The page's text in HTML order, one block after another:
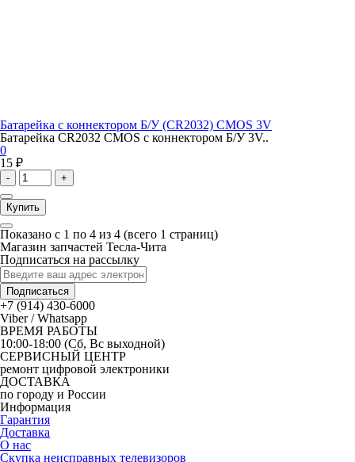
Батарейка с коннектором Б/У (CR2032) CMOS 3V
Батарейка CR2032 CMOS с коннектором Б/У 3V..
0
15 ₽
- +
Купить
Показано с 1 по 4 из 4 (всего 1 страниц)
Магазин запчастей Тесла-Чита
Подписаться на рассылку
Подписаться
+7 (914) 430-6000
Viber / Whatsapp
ВРЕМЯ РАБОТЫ
10:00-18:00 (Сб, Вс выходной)
СЕРВИСНЫЙ ЦЕНТР
ремонт цифровой электроники
ДОСТАВКА
по городу и России
Информация
Гарантия
Доставка
О нас
Скупка неисправных телевизоров